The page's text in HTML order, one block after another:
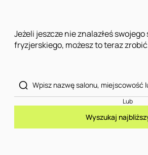
Jeżeli jeszcze nie znalazłeś
fryzjerskiego, możesz to teraz
Lub
Wyszukaj